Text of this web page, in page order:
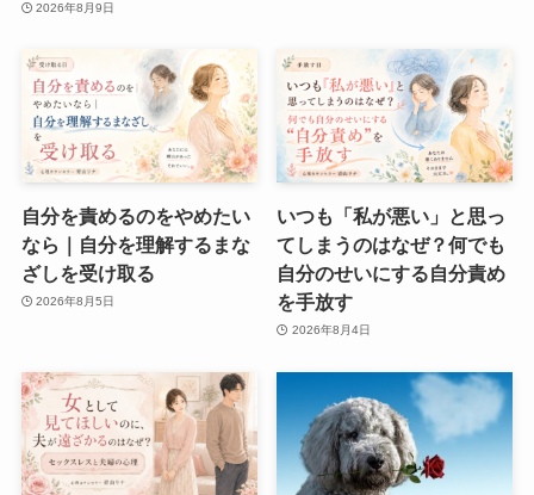
2026年8月9日
自分を責めるのをやめたい
なら｜自分を理解するまな
ざしを受け取る
2026年8月5日
いつも「私が悪い」と思っ
てしまうのはなぜ？何でも
自分のせいにする自分責め
を手放す
2026年8月4日